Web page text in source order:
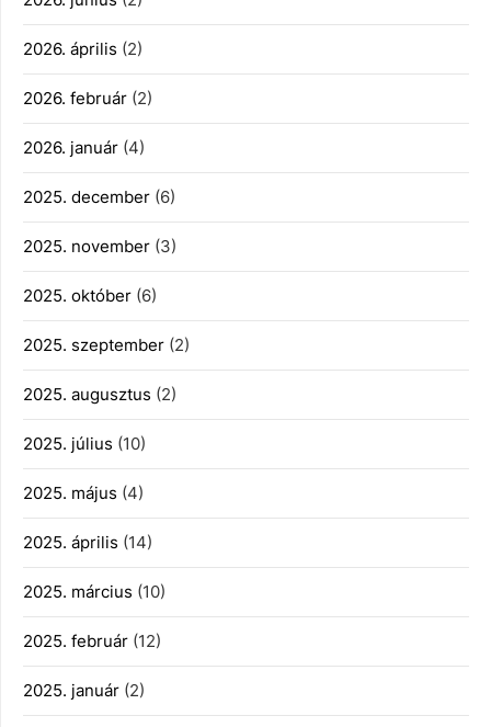
2026. április (2)
2026. február (2)
2026. január (4)
2025. december (6)
2025. november (3)
2025. október (6)
2025. szeptember (2)
2025. augusztus (2)
2025. július (10)
2025. május (4)
2025. április (14)
2025. március (10)
2025. február (12)
2025. január (2)